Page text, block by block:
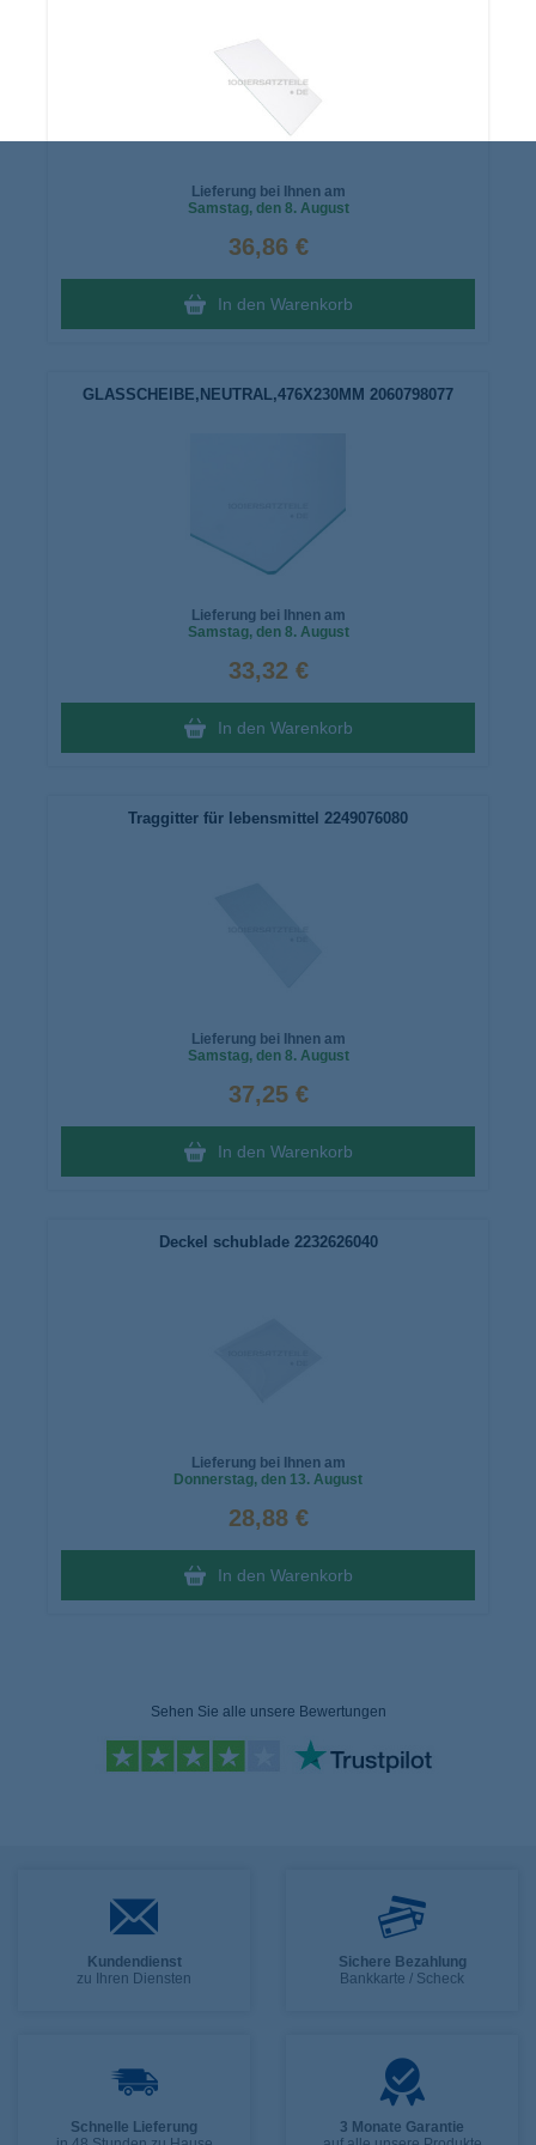
Lieferung bei Ihnen am
Samstag, den 8. August
36,86 €
In den Warenkorb
GLASSCHEIBE,NEUTRAL,476X230MM 2060798077
Lieferung bei Ihnen am
Samstag, den 8. August
33,32 €
In den Warenkorb
Traggitter für lebensmittel 2249076080
Lieferung bei Ihnen am
Samstag, den 8. August
37,25 €
In den Warenkorb
Deckel schublade 2232626040
Lieferung bei Ihnen am
Donnerstag, den 13. August
28,88 €
In den Warenkorb
Sehen Sie alle unsere Bewertungen
Kundendienst
zu Ihren Diensten
Sichere Bezahlung
Bankkarte / Scheck
Schnelle Lieferung
3 Monate Garantie